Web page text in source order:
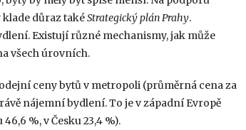
důraz takéStrategický plán Prahy.
Existují různé mechanismy, jak může
všech úrovních.
ceny bytů v metropoli (průměrná cena za
nájemní bydlení. To je v západní Evropě
%, v Česku 23,4 %).